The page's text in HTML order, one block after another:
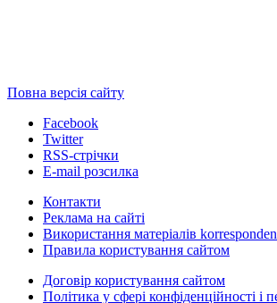
Повна версія сайту
Facebook
Twitter
RSS-стрічки
E-mail розсилка
Контакти
Реклама на сайті
Використання матеріалів
Правила користування сайтом
Договір користування сайтом
Політика у сфері конфіденційності і